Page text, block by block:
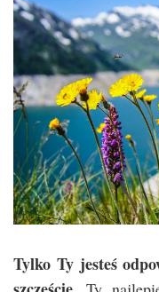
Tylko Ty jesteś